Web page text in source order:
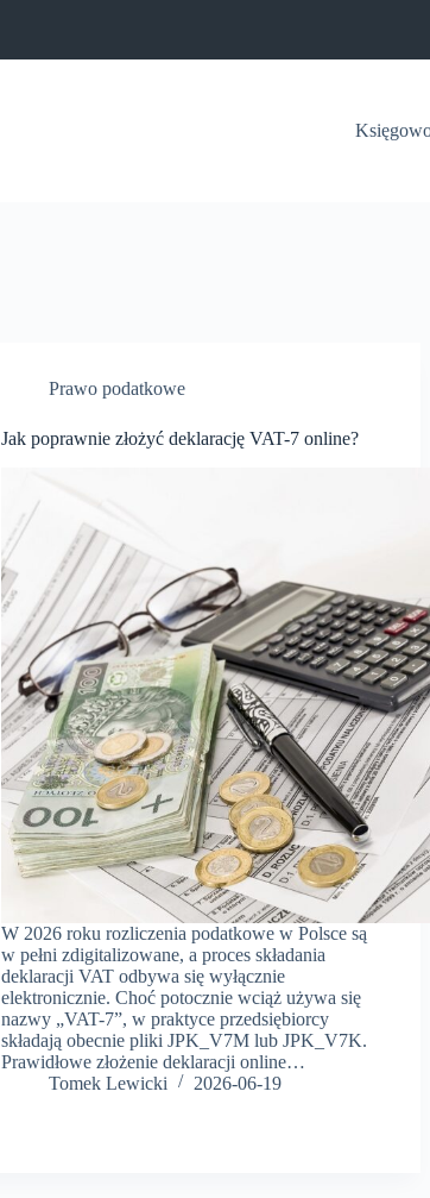
Prawo podatkowe
Jak poprawnie złożyć deklarację VAT-7 online?
W 2026 roku rozliczenia podatkowe w Polsce są
w pełni zdigitalizowane, a proces składania
deklaracji VAT odbywa się wyłącznie
elektronicznie. Choć potocznie wciąż używa się
nazwy „VAT-7”, w praktyce przedsiębiorcy
składają obecnie pliki JPK_V7M lub JPK_V7K.
Prawidłowe złożenie deklaracji online…
Tomek Lewicki
2026-06-19